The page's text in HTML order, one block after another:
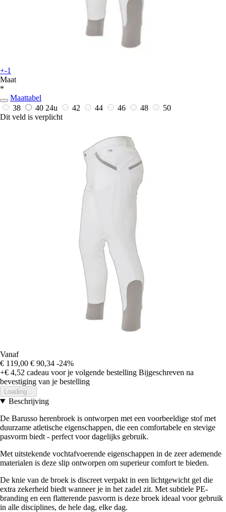
+-1
Maat
*
Maattabel
38
40 24u 42 44 46 48
50
Dit veld is verplicht
Vanaf
€ 119,00 € 90,34 -24%
+€ 4,52 cadeau voor je volgende bestelling Bijgeschreven na
bevestiging van je bestelling
Loading...
Beschrijving
De Barusso herenbroek is ontworpen met een voorbeeldige stof met
duurzame atletische eigenschappen, die een comfortabele en stevige
pasvorm biedt - perfect voor dagelijks gebruik.
Met uitstekende vochtafvoerende eigenschappen in de zeer ademende
materialen is deze slip ontworpen om superieur comfort te bieden.
De knie van de broek is discreet verpakt in een lichtgewicht gel die
extra zekerheid biedt wanneer je in het zadel zit. Met subtiele PE-
branding en een flatterende pasvorm is deze broek ideaal voor gebruik
in alle disciplines, de hele dag, elke dag.